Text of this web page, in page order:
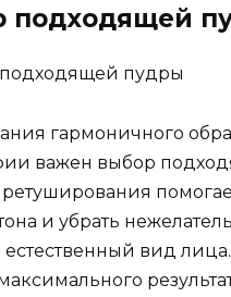
подходящей
гармоничного
важен выбор
ретуширования
и убрать
естественный вид